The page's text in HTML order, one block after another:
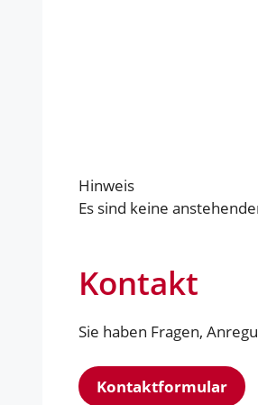
Hinweis
Es sind keine
Kontakt
Sie haben Fragen,
Kontaktformular